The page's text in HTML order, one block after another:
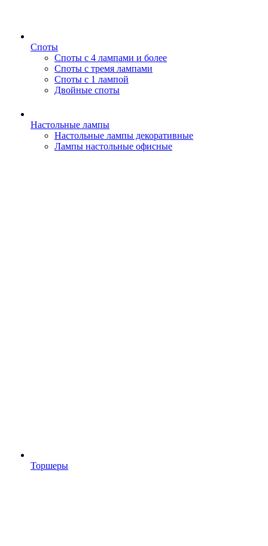
Споты
Споты с 4 лампами и более
Споты с тремя лампами
Споты с 1 лампой
Двойные споты
Настольные лампы
Настольные лампы декоративные
Лампы настольные офисные
Торшеры